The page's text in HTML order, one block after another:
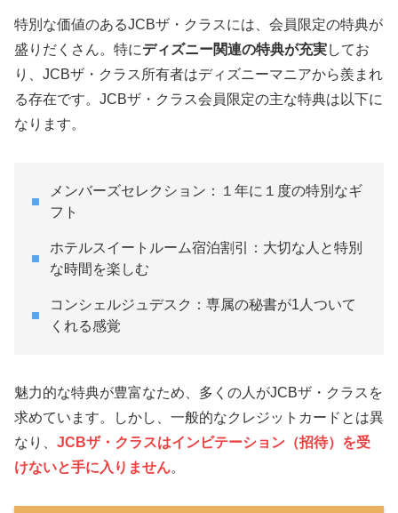
特別な価値のあるJCBザ・クラスには、会員限定の特典が
盛りだくさん。特にディズニー関連の特典が充実してお
り、JCBザ・クラス所有者はディズニーマニアから羨まれ
る存在です。JCBザ・クラス会員限定の主な特典は以下に
なります。
メンバーズセレクション：１年に１度の特別なギ
フト
ホテルスイートルーム宿泊割引：大切な人と特別
な時間を楽しむ
コンシェルジュデスク：専属の秘書が1人ついて
くれる感覚
魅力的な特典が豊富なため、多くの人がJCBザ・クラスを
求めています。しかし、一般的なクレジットカードとは異
なり、 JCBザ・クラスはインビテーション（招待） を受
けないと手に入りません。